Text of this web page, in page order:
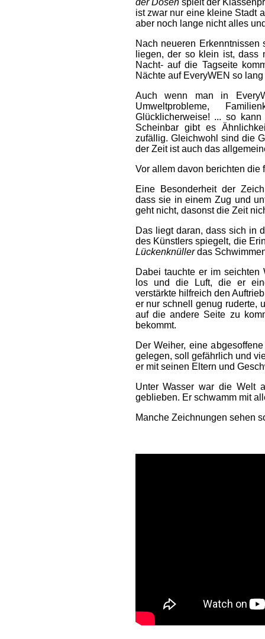
der Dosenspielt der
ist zwar nur eine kleine Stadt
aber noch lange nicht alles
Nach neueren
liegen, der so klein ist, dass
Nacht- auf die Tagseite
Nächte auf EveryWEN so
Auch wenn man in
Umweltprobleme,
Glücklicherweise! ... so
Scheinbar gibt es
zufällig. Gleichwohl sind die
der Zeit ist auch das
Vor allem davon berichten die
Eine Besonderheit der
dass sie in einem Zug und
geht nicht, dasonst die Zeit
Das liegt daran, dass sich in
des Künstlers spiegelt, die
Lückenknüllerdas
Dabei tauchte er im seichten
los und die Luft, die er
verstärkte hilfreich den
er nur schnell genug ruderte,
auf die andere Seite zu
bekommt.
Der Weiher, eine
gelegen, soll gefährlich und
er mit seinen Eltern und
Unter Wasser war die Welt
geblieben. Er schwamm mit
Manche Zeichnungen sehen